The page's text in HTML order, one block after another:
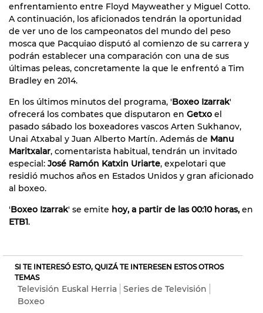
enfrentamiento entre Floyd Mayweather y Miguel Cotto.
A continuación, los aficionados tendrán la oportunidad
de ver uno de los campeonatos del mundo del peso
mosca que Pacquiao disputó al comienzo de su carrera y
podrán establecer una comparación con una de sus
últimas peleas, concretamente la que le enfrentó a Tim
Bradley en 2014.
En los últimos minutos del programa, 'Boxeo Izarrak'
ofrecerá los combates que disputaron en Getxo el
pasado sábado los boxeadores vascos Arten Sukhanov,
Unai Atxabal y Juan Alberto Martín. Además de Manu
Maritxalar, comentarista habitual, tendrán un invitado
especial: José Ramón Katxin Uriarte, expelotari que
residió muchos años en Estados Unidos y gran aficionado
al boxeo.
'Boxeo Izarrak' se emite hoy, a partir de las 00:10 horas, en
ETB1.
SI TE INTERESÓ ESTO, QUIZÁ TE INTERESEN ESTOS OTROS
TEMAS
Televisión Euskal Herria
Series de Televisión
Boxeo